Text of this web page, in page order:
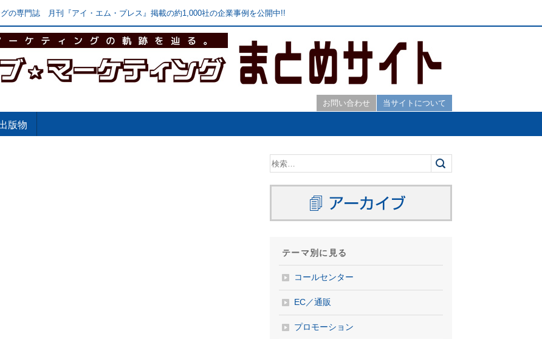
の専門誌 月刊『アイ・エム・プレス』掲載の約1,000社の企業事例を公開中!!
お問い合わせ 当サイトについて
版物
テーマ別に見る
コールセンター
EC／通販
プロモーション